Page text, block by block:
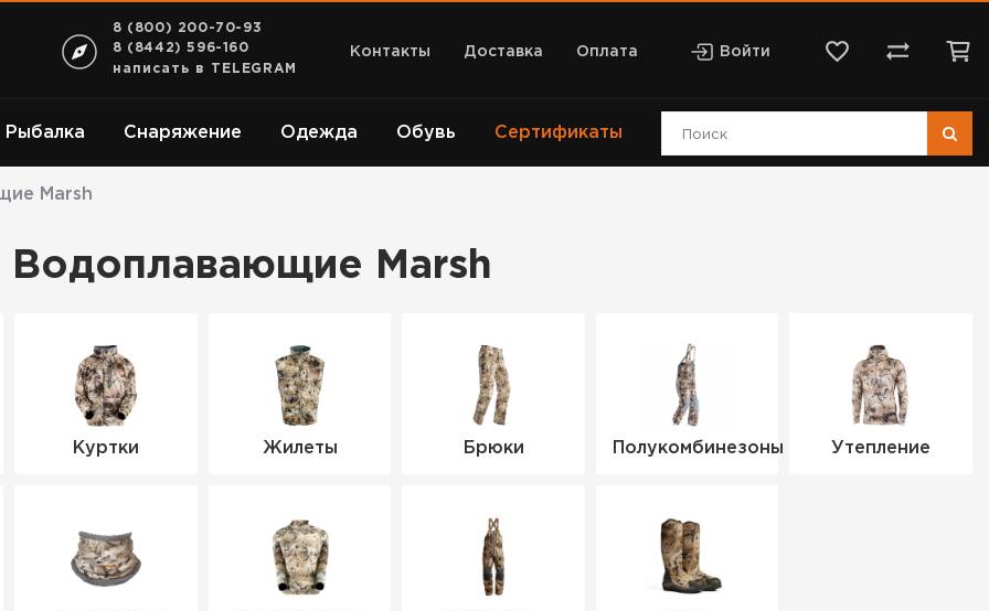
8 (800) 200-70-93
8 (8442) 596-160
написать в TELEGRAM
Контакты Доставка Оплата Войти
Рыбалка Снаряжение Одежда Обувь Сертификаты
Marsh
Водоплавающие Marsh
Куртки Жилеты Брюки Полукомбинезоны Утепление